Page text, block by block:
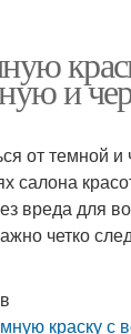
и
от темной и
салона
вреда для
четко